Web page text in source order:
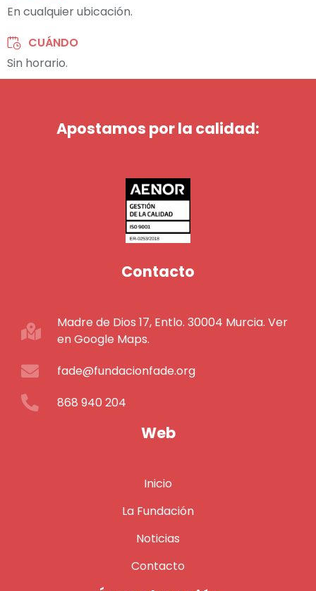
En cualquier ubicación.
CUÁNDO
Sin horario.
Apostamos por la calidad:
Contacto
Madre de Dios 17, Entlo. 30004 Murcia. Ver
en Google Maps.
fade@fundacionfade.org
868 940 204
Web
Inicio
La Fundación
Noticias
Contacto